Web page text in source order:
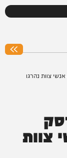
צוות נהרגו
צוות